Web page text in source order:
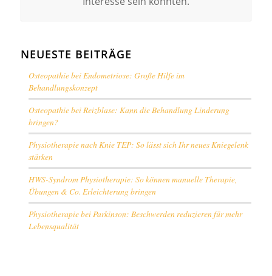
NEUESTE BEITRÄGE
Osteopathie bei Endometriose: Große Hilfe im
Behandlungskonzept
Osteopathie bei Reizblase: Kann die Behandlung Linderung
bringen?
Physiotherapie nach Knie TEP: So lässt sich Ihr neues Kniegelenk
stärken
HWS-Syndrom Physiotherapie: So können manuelle Therapie,
Übungen & Co. Erleichterung bringen
Physiotherapie bei Parkinson: Beschwerden reduzieren für mehr
Lebensqualität